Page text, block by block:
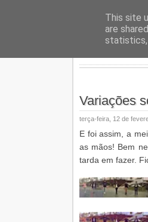
Variações
terça-feira, 12 de
E foi assim, a
as mãos! Bem
tarda em fazer.
This site
are
statistics,